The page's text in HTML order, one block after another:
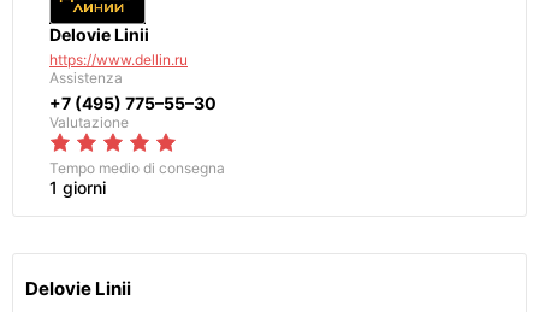
Delovie Linii
https://www.dellin.ru
Assistenza
+7 (495) 775–55–30
Valutazione
Tempo medio di consegna
1 giorni
Delovie Linii